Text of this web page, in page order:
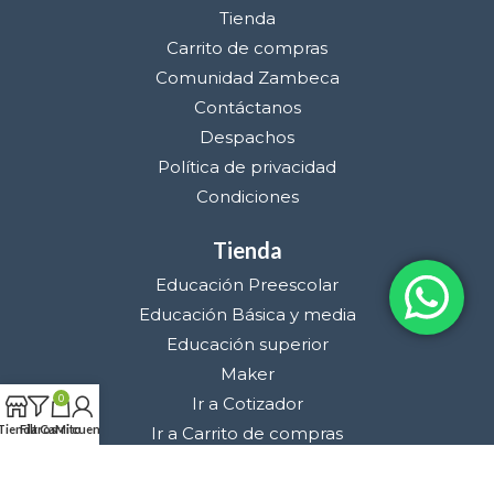
Tienda
Carrito de compras
Comunidad Zambeca
Contáctanos
Despachos
Política de privacidad
Condiciones
Tienda
Educación Preescolar
Educación Básica y media
Educación superior
Maker
Ir a Cotizador
Ir a Carrito de compras
Filtros
0
Carrito
Mi cuenta